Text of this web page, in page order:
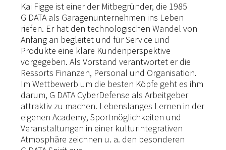
Kai Figge ist einer der Mitbegründer, die 1985
G DATA als Garagenunternehmen ins Leben
riefen. Er hat den technologischen Wandel von
Anfang an begleitet und für Service und
Produkte eine klare Kundenperspektive
vorgegeben. Als Vorstand verantwortet er die
Ressorts Finanzen, Personal und Organisation.
Im Wettbewerb um die besten Köpfe geht es ihm
darum, G DATA CyberDefense als Arbeitgeber
attraktiv zu machen. Lebenslanges Lernen in der
eigenen Academy, Sportmöglichkeiten und
Veranstaltungen in einer kulturintegrativen
Atmosphäre zeichnen u. a. den besonderen